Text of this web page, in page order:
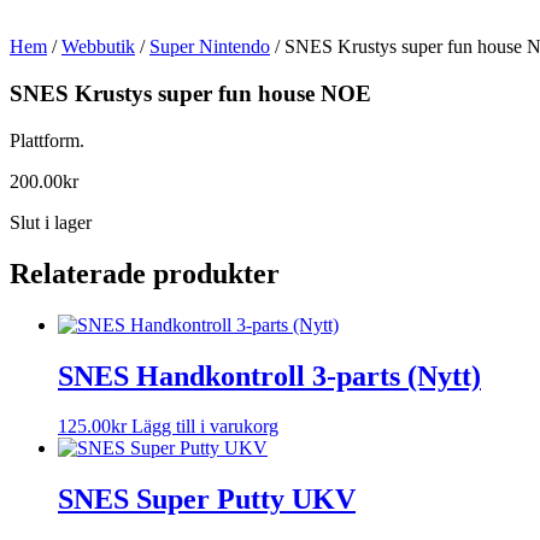
Hem /Webbutik / Super Nintendo / SNES Krustys super fun house
SNES Krustys super fun house NOE
Plattform.
200.00kr
Slut i lager
Relaterade produkter
SNES Handkontroll 3-parts (Nytt)
125.00kr Lägg till i varukorg
SNES Super Putty UKV